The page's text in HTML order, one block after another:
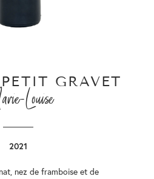
GRAVET
Louise
2021
nez de framboise et de